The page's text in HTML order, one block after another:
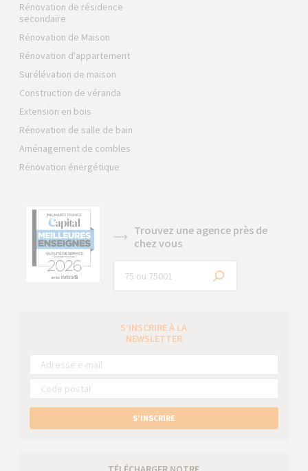
Rénovation de résidence
secondaire
Rénovation de Maison
Rénovation d'appartement
Surélévation de maison
Construction de véranda
Extension en bois
Rénovation de salle de bain
Aménagement de combles
Rénovation énergétique
Trouvez une agence près de
chez vous
S’INSCRIRE À LA
NEWSLETTER
S’INSCRIRE